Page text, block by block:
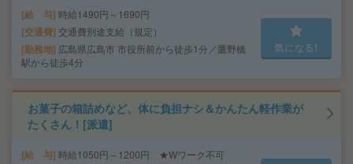
給 与 時給1490円～1690円
交通費 交通費別途支給（規定）
勤務地 広島県広島市 市役所前から徒歩1分／鷹野橋
駅から徒歩4分
気になる!
お菓子の箱詰めなど、体に負担ナシ＆かんたん軽作業が
たくさん！[派遣]
給 与 時給1050円～1200円 ★Wワーク不可